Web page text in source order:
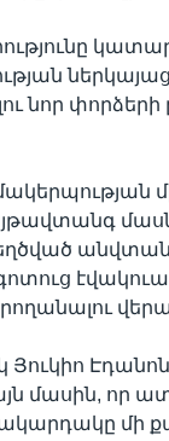
նոր փորձերի
գոտուց
մասին, որ
մի